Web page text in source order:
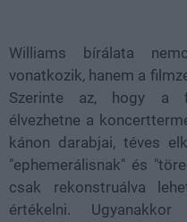
Williams bírálata
vonatkozik, hanem a
Szerinte az, hogy a
élvezhetne a
kánon darabjai, téves
"ephemerálisnak" és
csak rekonstruálva
értékelni.